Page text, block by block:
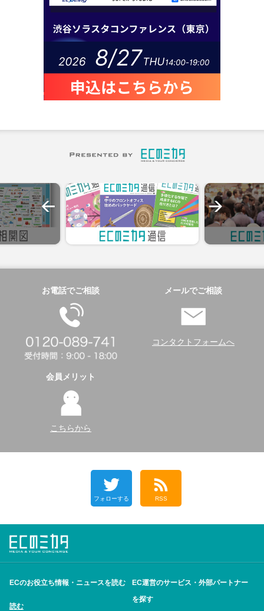
お電話でご相談 メールでご相談
コンタクトフォームへ
会員メリット
こちらから
フォローする RSS
ECのお役立ち情報・ニュースを読む
読む
EC運営のサービス・外部パートナー
を探す